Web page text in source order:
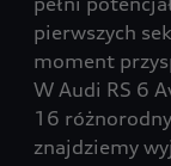
pierwszych
moment
W Audi RS 6
16
znajdziemy